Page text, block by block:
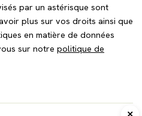
par un astérisque sont
plus sur vos droits ainsi que
en matière de données
sur notre politique de